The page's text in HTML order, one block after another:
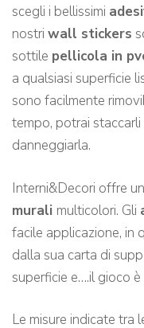
scegli i bellissimi
nostri wall stickers
sottile pellicola in
a qualsiasi superficie l
sono facilmente
tempo, potrai
danneggiarla.
Interni&Decori offre
murali multicolori. Gli
facile applicazione, in
dalla sua carta di
superficie e….il gioco
Le misure indicate tra